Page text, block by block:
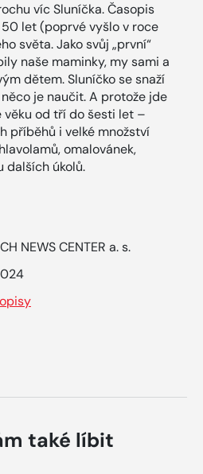
víc Sluníčka. Časopis
let (poprvé vyšlo v roce
světa. Jako svůj „první“
naše maminky, my sami a
dětem. Sluníčko se snaží
je naučit. A protože jde
věku od tří do šesti let –
příběhů i velké množství
omalovánek,
dalších úkolů.
NEWS CENTER a. s.
také líbit